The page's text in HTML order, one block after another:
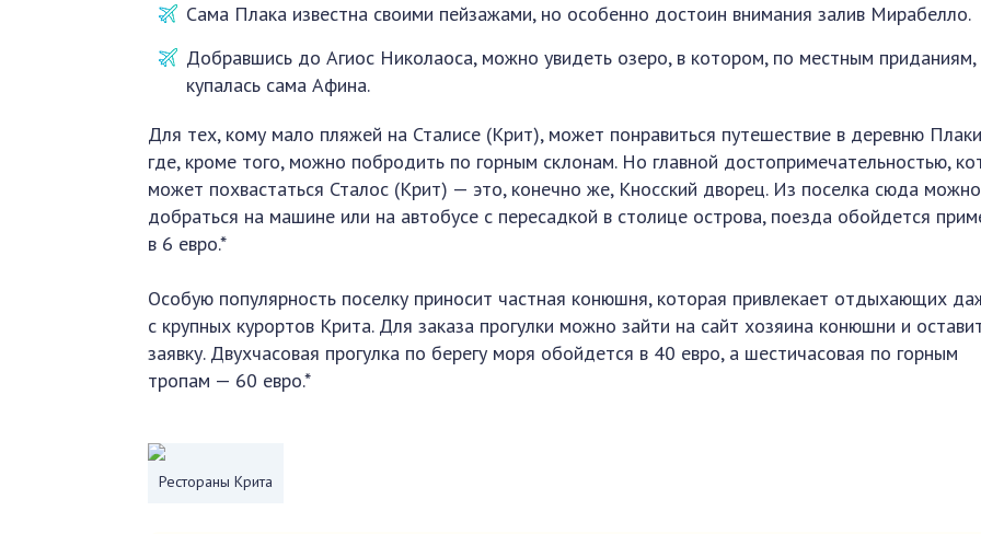
Сама Плака известна своими пейзажами, но особенно достоин внимания залив Мирабелло.
Добравшись до Агиос Николаоса, можно увидеть озеро, в котором, по местным приданиям,
купалась сама Афина.
Для тех, кому мало пляжей на Сталисе (Крит), может понравиться путешествие в деревню
где, кроме того, можно побродить по горным склонам. Но главной достопримечательностью,
может похвастаться Сталос (Крит) — это, конечно же, Кносский дворец. Из поселка сюда можно
добраться на машине или на автобусе с пересадкой в столице острова, поезда обойдется
в 6 евро.*
Особую популярность поселку приносит частная конюшня, которая привлекает отдыхающих
с крупных курортов Крита. Для заказа прогулки можно зайти на сайт хозяина конюшни и
заявку. Двухчасовая прогулка по берегу моря обойдется в 40 евро, а шестичасовая по горным
тропам — 60 евро.*
Рестораны Крита